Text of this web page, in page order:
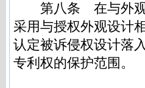
第八条 在与外
采用与授权外观设计
认定被诉侵权设计落
专利权的保护范围。